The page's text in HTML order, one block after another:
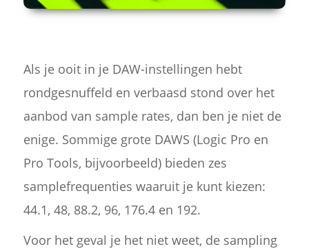
Als je ooit in je DAW-instellingen hebt
rondgesnuffeld en verbaasd stond over het
aanbod van sample rates, dan ben je niet de
enige. Sommige grote DAWS (Logic Pro en
Pro Tools, bijvoorbeeld) bieden zes
samplefrequenties waaruit je kunt kiezen:
44.1, 48, 88.2, 96, 176.4 en 192.
Voor het geval je het niet weet, de sampling